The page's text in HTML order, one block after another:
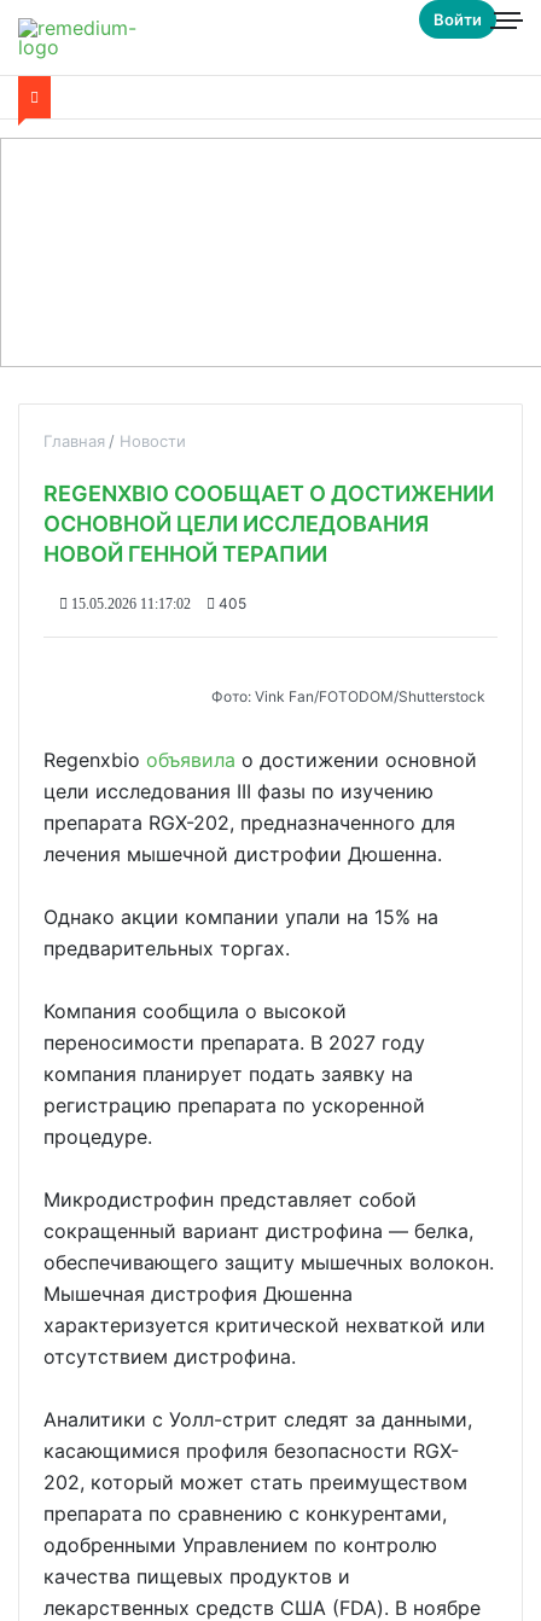
Войти
Главная Новости
REGENXBIO СООБЩАЕТ О ДОСТИЖЕНИИ
ОСНОВНОЙ ЦЕЛИ ИССЛЕДОВАНИЯ
НОВОЙ ГЕННОЙ ТЕРАПИИ
15.05.2026 11:17:02 405
Фото: Vink Fan/FOTODOM/Shutterstock
Regenxbio объявила о достижении основной
цели исследования III фазы по изучению
препарата RGX-202, предназначенного для
лечения мышечной дистрофии Дюшенна.
Однако акции компании упали на 15% на
предварительных торгах.
Компания сообщила о высокой
переносимости препарата. В 2027 году
компания планирует подать заявку на
регистрацию препарата по ускоренной
процедуре.
Микродистрофин представляет собой
сокращенный вариант дистрофина — белка,
обеспечивающего защиту мышечных волокон.
Мышечная дистрофия Дюшенна
характеризуется критической нехваткой или
отсутствием дистрофина.
Аналитики с Уолл-стрит следят за данными,
касающимися профиля безопасности RGX-
202, который может стать преимуществом
препарата по сравнению с конкурентами,
одобренными Управлением по контролю
качества пищевых продуктов и
лекарственных средств США (FDA). В ноябре